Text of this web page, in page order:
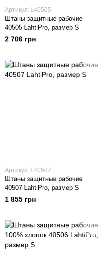
Артикул: L40505
Штаны защитные рабочие
40505 LahtiPro, размер S
2 706 грн
Артикул: L40507
Штаны защитные рабочие
40507 LahtiPro, размер S
1 855 грн